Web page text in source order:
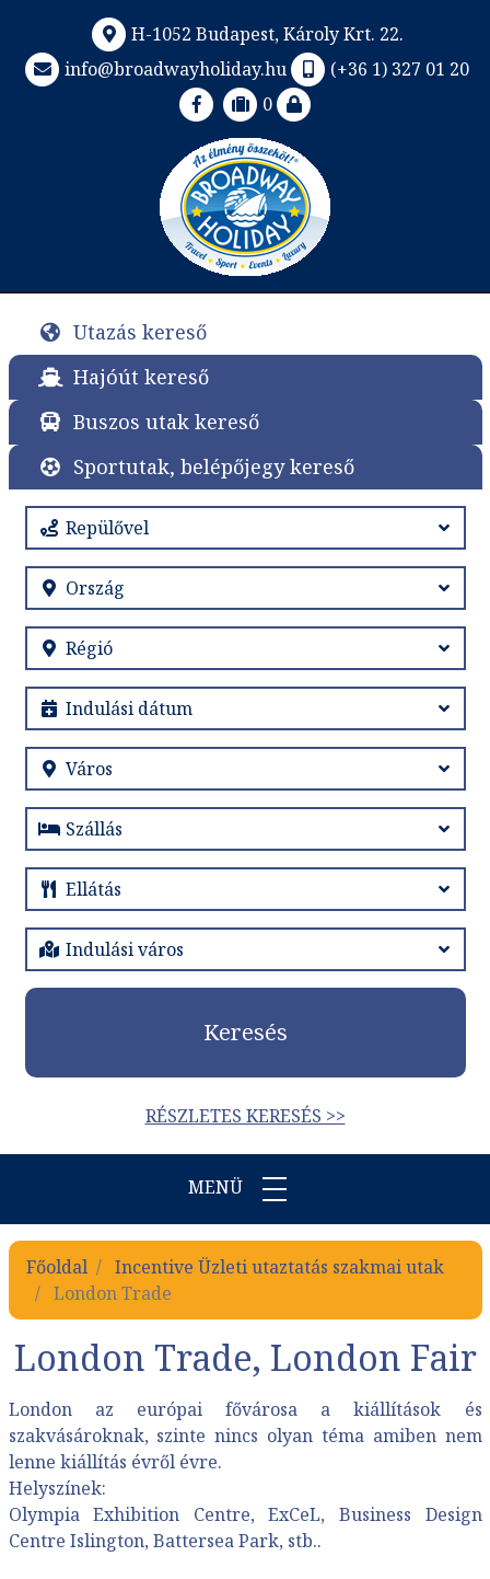
H-1052 Budapest, Károly Krt. 22.
info@broadwayholiday.hu
(+36 1) 327 01 20
0
Utazás kereső
Hajóút kereső
Buszos utak kereső
Sportutak, belépőjegy kereső
Keresés
RÉSZLETES KERESÉS >>
MENÜ
Főoldal
Incentive Üzleti utaztatás szakmai utak
London Trade
London Trade, London Fair
London az európai fővárosa a kiállítások és
szakvásároknak, szinte nincs olyan téma amiben nem
lenne kiállítás évről évre.
Helyszínek:
Olympia Exhibition Centre, ExCeL, Business Design
Centre Islington, Battersea Park, stb..